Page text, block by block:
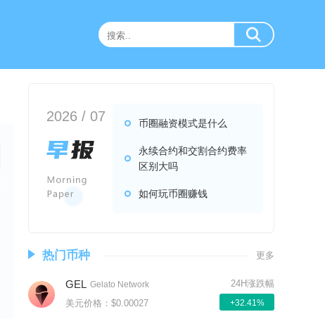
2026 / 07 币圈融资模式是什么
永续合约和交割合约费率
区别大吗
如何玩币圈赚钱
热门币种 更多
GEL Gelato Network
美元价格：$0.00027
24H涨跌幅
+32.41%